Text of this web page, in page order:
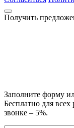
Получить
Заполните форму
Бесплатно для
звонке – 5%.